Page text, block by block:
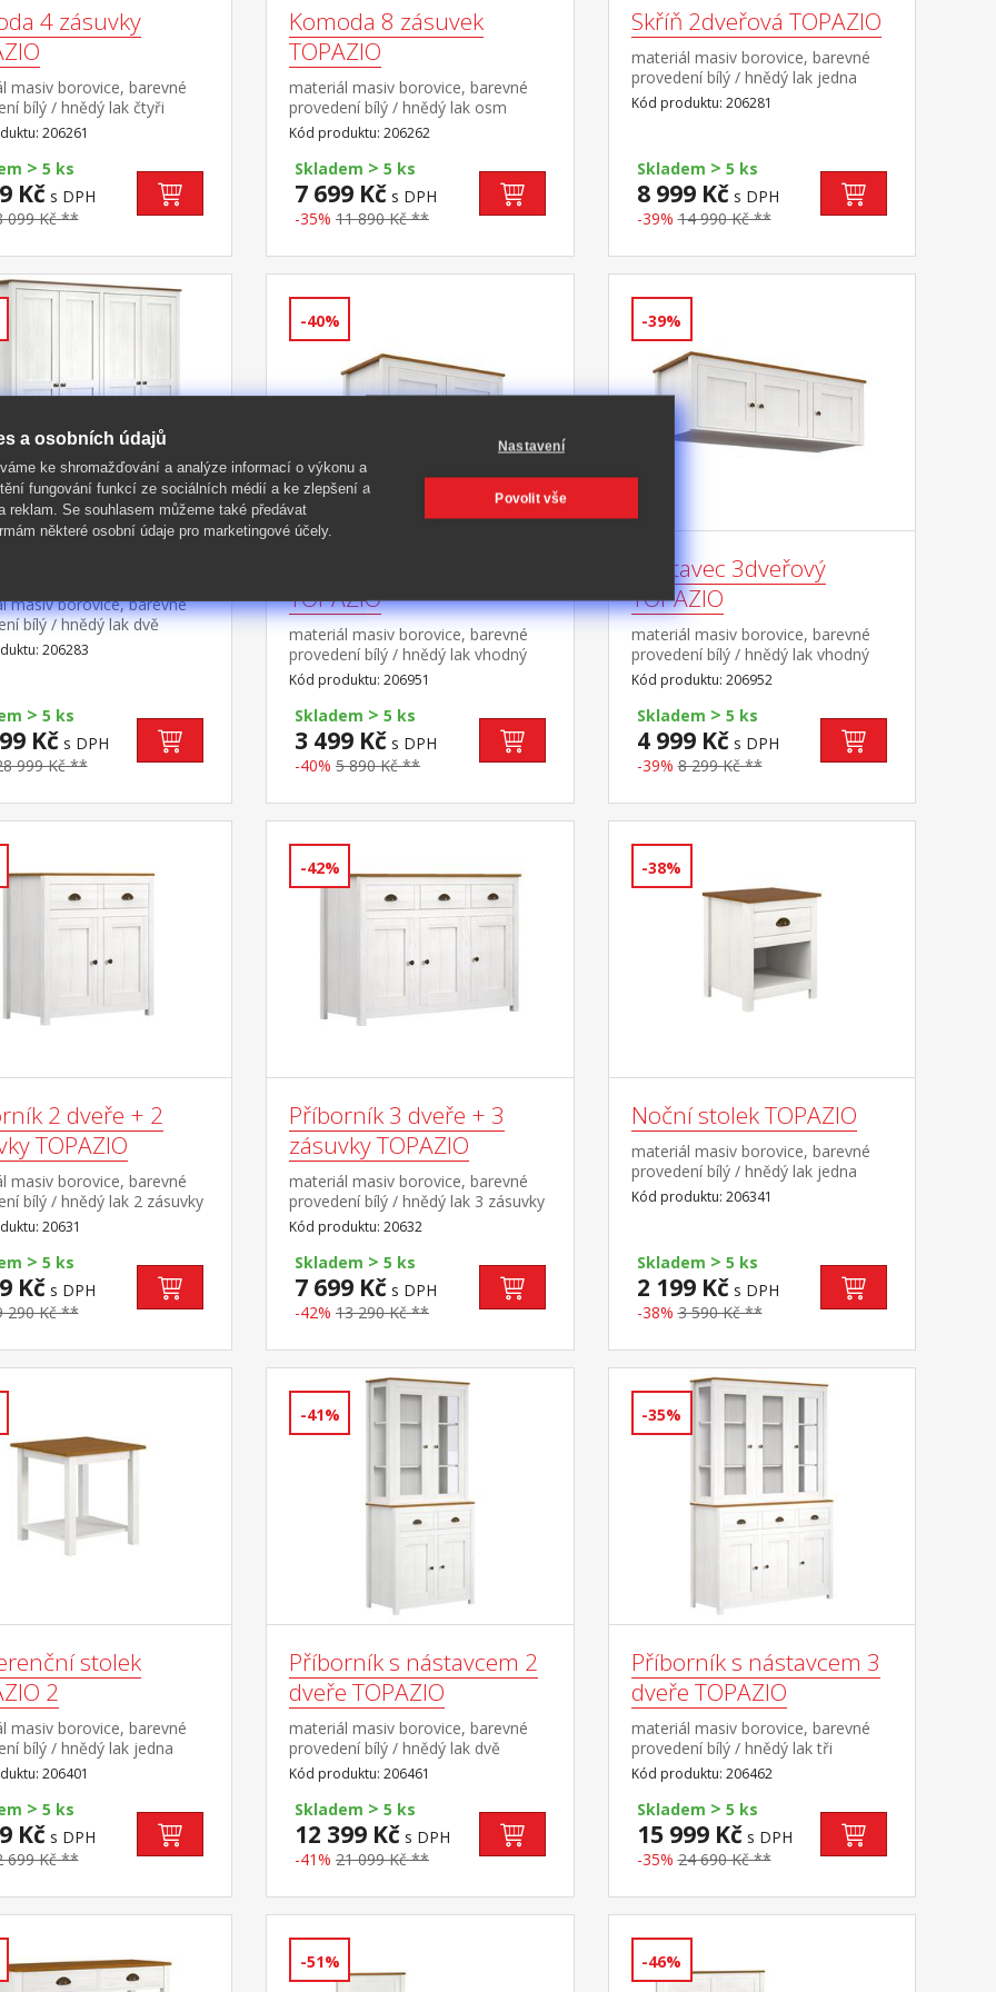
4 zásuvky
masiv borovice, barevné
bílý / hnědý lak čtyři
s kovovými úchytkami a
206261
> 5 ks
Kč s DPH
099 Kč **
Komoda 8 zásuvek
TOPAZIO
materiál masiv borovice, barevné
provedení bílý / hnědý lak osm
zásuvek s kovovými úchytkami a
pojezdy rozměr zásuvky (š/h/v) 49,5
× 33,5 × 9 cm
Kód produktu: 206262
Skladem > 5 ks
7 699 Kč s DPH
-35% 11 890 Kč **
Skříň 2dveřová TOPAZIO
materiál masiv borovice, barevné
provedení bílý / hnědý lak jedna
zásuvka s kovovými úchytkami a
pojezdy jedna police a kovová šatní
TOPAZIO 206951
Kód produktu: 206281
Skladem > 5 ks
8 999 Kč s DPH
-39% 14 990 Kč **
masiv borovice, barevné
bílý / hnědý lak dvě
s kovovými úchytkami a
v levé části 3 police, v pravé
doplněk nástavec
206953
206283
> 5 ks
Kč s DPH
999 Kč **
-40%
TOPAZIO
materiál masiv borovice, barevné
provedení bílý / hnědý lak vhodný
doplněk ke skříni TOPAZIO 206281
Kód produktu: 206951
Skladem > 5 ks
3 499 Kč s DPH
-40% 5 890 Kč **
-39%
Nástavec 3dveřový
TOPAZIO
materiál masiv borovice, barevné
provedení bílý / hnědý lak vhodný
doplněk ke skříni TOPAZIO 206282
Kód produktu: 206952
Skladem > 5 ks
4 999 Kč s DPH
-39% 8 299 Kč **
2 dveře + 2
TOPAZIO
masiv borovice, barevné
bílý / hnědý lak 2 zásuvky
úchytkami a pojezdy, 2
20631
> 5 ks
Kč s DPH
290 Kč **
-42%
Příborník 3 dveře + 3
zásuvky TOPAZIO
materiál masiv borovice, barevné
provedení bílý / hnědý lak 3 zásuvky
s kovovými úchytkami a pojezdy, 3
dveře
Kód produktu: 20632
Skladem > 5 ks
7 699 Kč s DPH
-42% 13 290 Kč **
-38%
Noční stolek TOPAZIO
materiál masiv borovice, barevné
provedení bílý / hnědý lak jedna
zásuvka s kovovou úchytkou a
pojezdy, jedna police
Kód produktu: 206341
Skladem > 5 ks
2 199 Kč s DPH
-38% 3 590 Kč **
stolek
2
masiv borovice, barevné
bílý / hnědý lak jedna
206401
> 5 ks
Kč s DPH
699 Kč **
-41%
Příborník s nástavcem 2
dveře TOPAZIO
materiál masiv borovice, barevné
provedení bílý / hnědý lak dvě
zásuvky s kovovými úchytkami a
pojezdy dvoje plné a dvoje
prosklené dveře
Kód produktu: 206461
Skladem > 5 ks
12 399 Kč s DPH
-41% 21 099 Kč **
-35%
Příborník s nástavcem 3
dveře TOPAZIO
materiál masiv borovice, barevné
provedení bílý / hnědý lak tři
zásuvky s kovovými úchytkami a
pojezdy troje plné a troje prosklené
dveře
Kód produktu: 206462
Skladem > 5 ks
15 999 Kč s DPH
-35% 24 690 Kč **
-51% -46%
a osobních údajů
ke shromažďování a analýze informací o výkonu a
fungování funkcí ze sociálních médií a ke zlepšení a
reklam. Se souhlasem můžeme také předávat
některé osobní údaje pro marketingové účely.
Nastavení
Povolit vše